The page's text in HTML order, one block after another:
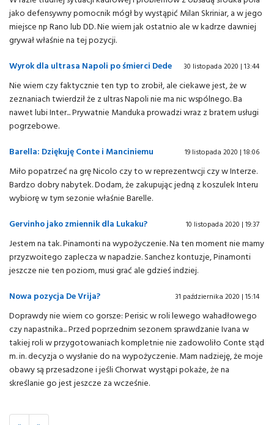
jako defensywny pomocnik mógł by wystąpić Milan Skriniar, a w jego
miejsce np Rano lub DD. Nie wiem jak ostatnio ale w kadrze dawniej
grywał właśnie na tej pozycji.
Wyrok dla ultrasa Napoli po śmierci Dede
30 listopada 2020 | 13:44
Nie wiem czy faktycznie ten typ to zrobił, ale ciekawe jest, że w
zeznaniach twierdził że z ultras Napoli nie ma nic wspólnego. Ba
nawet lubi Inter... Prywatnie Manduka prowadzi wraz z bratem usługi
pogrzebowe.
Barella: Dziękuję Conte i Manciniemu
19 listopada 2020 | 18:06
Miło popatrzeć na grę Nicolo czy to w reprezentwcji czy w Interze.
Bardzo dobry nabytek. Dodam, że zakupując jedną z koszulek Interu
wybiorę w tym sezonie właśnie Barelle.
Gervinho jako zmiennik dla Lukaku?
10 listopada 2020 | 19:37
Jestem na tak. Pinamonti na wypożyczenie. Na ten moment nie mamy
przyzwoitego zaplecza w napadzie. Sanchez kontuzje, Pinamonti
jeszcze nie ten poziom, musi grać ale gdzieś indziej.
Nowa pozycja De Vrija?
31 października 2020 | 15:14
Doprawdy nie wiem co gorsze: Perisic w roli lewego wahadłowego
czy napastnika... Przed poprzednim sezonem sprawdzanie Ivana w
takiej roli w przygotowaniach kompletnie nie zadowoliło Conte stąd
m. in. decyzja o wysłanie do na wypożyczenie. Mam nadzieję, że moje
obawy są przesadzone i jeśli Chorwat wystąpi pokaże, że na
skreślanie go jest jeszcze za wcześnie.